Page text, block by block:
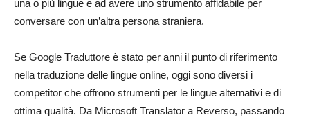
una o più lingue e ad avere uno strumento affidabile per
conversare con un’altra persona straniera.
Se Google Traduttore è stato per anni il punto di riferimento
nella traduzione delle lingue online, oggi sono diversi i
competitor che offrono strumenti per le lingue alternativi e di
ottima qualità. Da Microsoft Translator a Reverso, passando